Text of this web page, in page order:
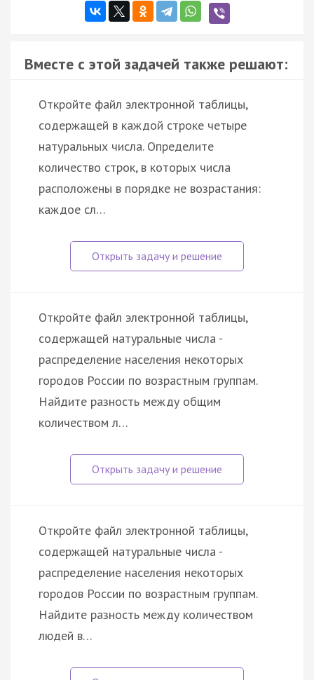
Вместе с этой задачей также решают:
Откройте файл электронной таблицы,
содержащей в каждой строке четыре
натуральных числа. Определите
количество строк, в которых числа
расположены в порядке не возрастания:
каждое сл…
Откройте файл электронной таблицы,
содержащей натуральные числа -
распределение населения некоторых
городов России по возрастным группам.
Найдите разность между общим
количеством л…
Откройте файл электронной таблицы,
содержащей натуральные числа -
распределение населения некоторых
городов России по возрастным группам.
Найдите разность между количеством
людей в…